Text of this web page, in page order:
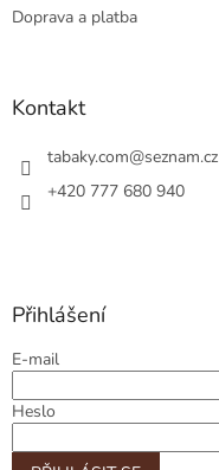
Doprava a platba
Kontakt
tabaky.com@seznam.cz
+420 777 680 940
Přihlášení
E-mail
Heslo